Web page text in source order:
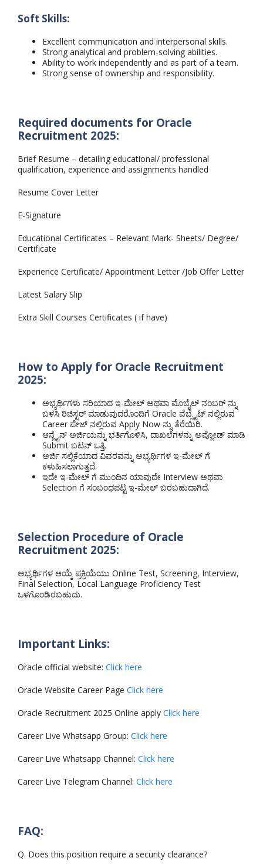
Soft Skills:
Excellent communication and interpersonal skills.
Strong analytical and problem-solving abilities.
Ability to work independently and as part of a team.
Strong sense of ownership and responsibility.
Required documents for Oracle
Recruitment 2025:
Brief Resume – detailing educational/ professional
qualification, experience and assignments handled
Resume Cover Letter
E-Signature
Educational Certificates – Relevant Mark- Sheets/ Degree/
Certificate
Experience Certificate/ Appointment Letter /Job Offer Letter
Latest Salary Slip
Extra Skill Courses Certificates ( if have)
How to Apply for Oracle Recruitment
2025:
ಅಭ್ಯರ್ಥಿಗಳು ಸರಿಯಾದ ಇ-ಮೇಲ್ ಅಥವಾ ಮೊಬೈಲ್ ನಂಬರ್ ನ್ನು
ಬಳಸಿ ರಿಜಿಸ್ಟರ್ ಮಾಡುವುದರೊಂದಿಗೆ Oracle ವೆಬ್ಸೈಟ್ ನಲ್ಲಿರುವ
Career ಪೇಜ್ ನಲ್ಲಿರುವ Apply Now ನ್ನು ತೆರೆಯಿರಿ.
ಆನ್ಲೈನ್ ಅರ್ಜಿಯನ್ನು ಭರ್ತಿಗೊಳಿಸಿ, ದಾಖಲೆಗಳನ್ನು ಅಪ್ಲೋಡ್ ಮಾಡಿ
Submit ಬಟನ್ ಒತ್ತಿ.
ಅರ್ಜಿ ಸಲ್ಲಿಕೆಯಾದ ವಿವರವನ್ನು ಅಭ್ಯರ್ಥಿಗಳ ಇ-ಮೇಲ್ ಗೆ
ಕಳುಹಿಸಲಾಗುತ್ತದೆ.
ಇದೇ ಇ-ಮೇಲ್ ಗೆ ಮುಂದಿನ ಯಾವುದೇ Interview ಅಥವಾ
Selection ಗೆ ಸಂಬಂಧಪಟ್ಟ ಇ-ಮೇಲ್ ಬರಬಹುದಾಗಿದೆ.
Selection Procedure of Oracle
Recruitment 2025:
ಅಭ್ಯರ್ಥಿಗಳ ಆಯ್ಕೆ ಪ್ರಕ್ರಿಯೆಯು Online Test, Screening, Interview,
Final Selection, Local Language Proficiency Test
ಒಳಗೊಂಡಿರಬಹುದು.
Important Links:
Oracle official website: Click here
Oracle Website Career Page Click here
Oracle Recruitment 2025 Online apply Click here
Career Live Whatsapp Group: Click here
Career Live Whatsapp Channel: Click here
Career Live Telegram Channel: Click here
FAQ:
Q. Does this position require a security clearance?